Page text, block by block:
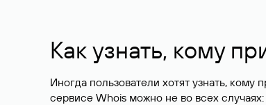
Как узнать, кому
Иногда пользователи хотят узнать,
сервисе Whois можно не во всех